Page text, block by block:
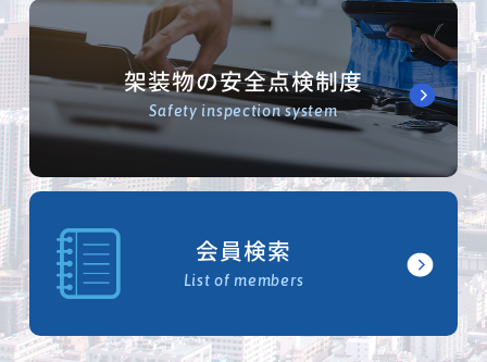
架装物の安全点検制度
Safety inspection system
会員検索
List of members